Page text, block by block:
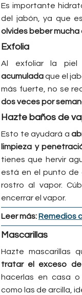
Es importante
del jabón, ya que
olvides beber mucha
Exfolia
Al exfoliar la piel
acumuladaque el
más fuerte, no se
dos veces por
Hazte baños de
Esto te ayudará a
limpieza y
tienes que hervir
está en el punto de
rostro al vapor.
encerrar el vapor.
Leer más: Remedios
Mascarillas
Hazte mascarillas
tratar el exceso de
hacerlas en casa
como las de arcilla,